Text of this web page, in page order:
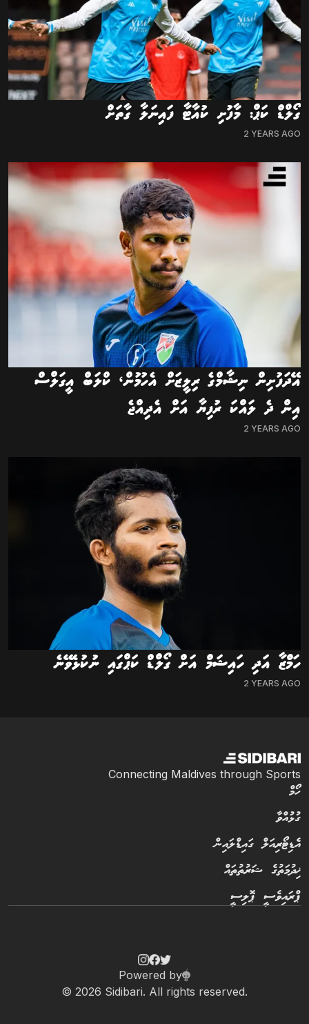
ގޯލްޑް ކަޕް: މާފުށި ކުއާޓާ ފައިނަލާ ގާތަށް
2 YEARS AGO
އޭދަފުށިން ނިޝާމްގެ ރިލީޒަށް އެހުމުން، ކްލަބް އީގަލްސް
އިން ދެ ލައްކަ ރުފިޔާ އަށް އެދިއްޖެ
2 YEARS AGO
ހަމްޒާ އަދި ހައިޝަމް އަށް ގޯލްޑް ކަޕްގައި ނުކުޅެވޭނެ
2 YEARS AGO
Connecting Maldives through Sports
ހޯމް
ގުޅުއްވާ
އެޑިޓޯރިއަލް ގައިޑްލައިން
ޚިދުމަތުގެ ޝަރުތުތައް
ޕްރައިވެސީ ޕޮލިސީ
© 2026 Sidibari. All rights reserved.
Powered by